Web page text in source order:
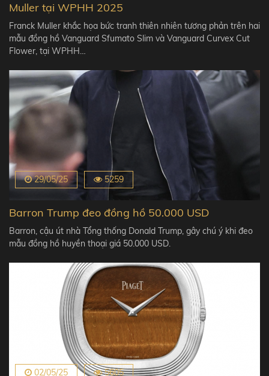
Muller tại WPHH 2025
Franck Muller khắc họa bức tranh thiên nhiên tương phản trên hai
mẫu đồng hồ Vanguard Sfumato Slim và Vanguard Curvex Cut
Flower, tại WPHH…
29/05/25 5259
Barron Trump đeo đồng hồ 50.000 USD
Barron, cậu út nhà Tổng thống Donald Trump, gây chú ý khi đeo
mẫu đồng hồ huyền thoại giá 50.000 USD.
02/05/25 5605